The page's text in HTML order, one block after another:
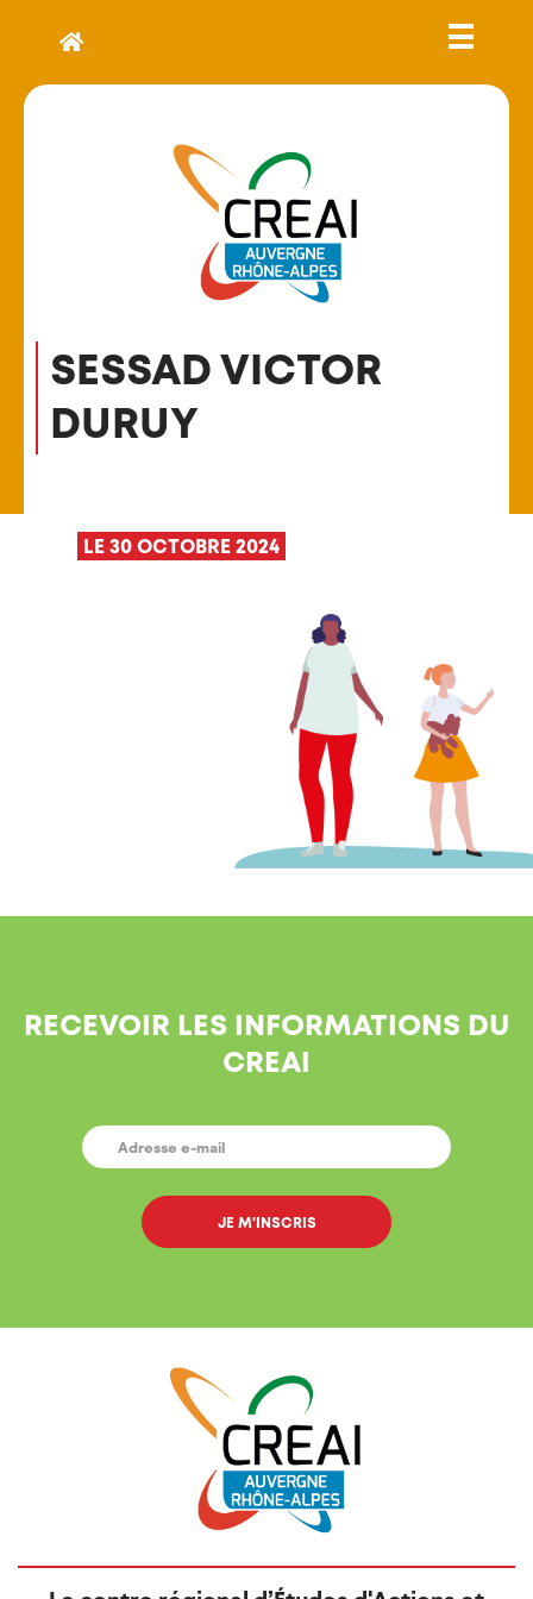
SESSAD VICTOR
DURUY
LE 30 OCTOBRE 2024
RECEVOIR LES INFORMATIONS DU
CREAI
E-
MAIL *